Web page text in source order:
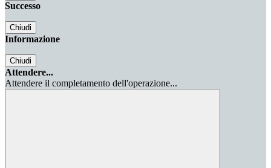
Successo
Chiudi
Informazione
Chiudi
Attendere...
Attendere il completamento dell'operazione...